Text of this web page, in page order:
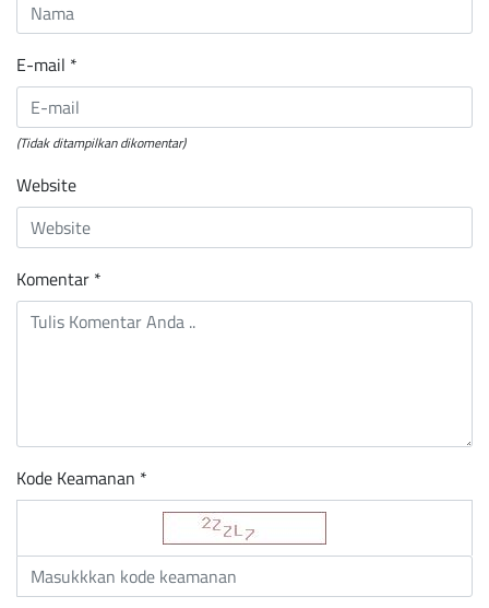
E-mail *
(Tidak ditampilkan dikomentar)
Website
Komentar *
Kode Keamanan *